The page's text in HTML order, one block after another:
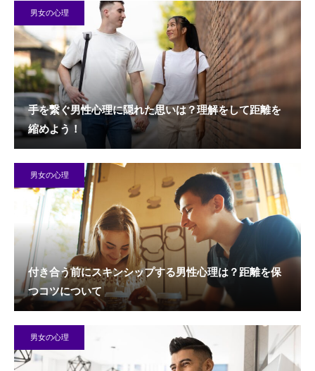
男女の心理
手を繋ぐ男性心理に隠れた思いは？理解をして距離を
縮めよう！
男女の心理
付き合う前にスキンシップする男性心理は？距離を保
つコツについて
男女の心理